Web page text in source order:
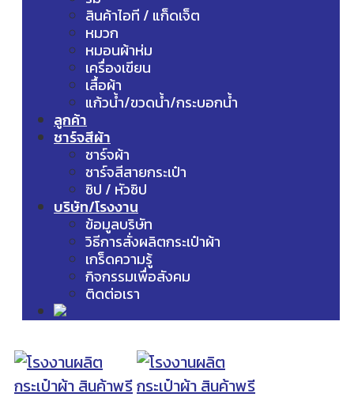
สินค้าไอที / แก็ดเจ็ต
หมวก
หมอนผ้าห่ม
เครื่องเขียน
เสื้อผ้า
แก้วน้ำ/ขวดน้ำ/กระบอกน้ำ
ลูกค้า
ชาร์จสีผ้า
ชาร์จผ้า
ชาร์จสีสายกระเป๋า
ซิป / หัวซิป
บริษัท/โรงงาน
ข้อมูลบริษัท
วิธีการสั่งผลิตกระเป๋าผ้า
เกร็ดความรู้
กิจกรรมเพื่อสังคม
ติดต่อเรา